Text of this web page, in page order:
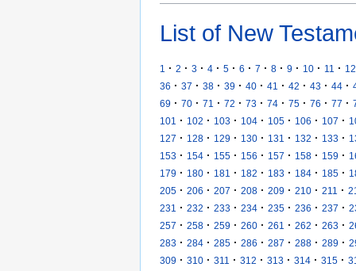
List of New
1 · 2 · 3 · 4 · 5 · 6 · 7 · 8 · 9 · 10 · 11 · 12
36 · 37 · 38 · 39 · 40 · 41 · 42 · 43 · 44 ·
69 · 70 · 71 · 72 · 73 · 74 · 75 · 76 · 77 ·
101
· 102 · 103 · 104 · 105 · 106 · 107 ·
127 · 128 · 129 · 130 · 131 · 132 · 133 ·
153 · 154 · 155 · 156 · 157 · 158 · 159 ·
179 · 180 · 181 · 182 · 183 · 184 · 185 ·
205 · 206 · 207 · 208 · 209 · 210 · 211 ·
231
· 232 · 233 · 234 · 235 · 236 · 237 ·
257 · 258 · 259 · 260 · 261 · 262 · 263 ·
283 · 284 · 285 · 286 · 287 · 288 · 289 ·
309 · 310 · 311 · 312 · 313 · 314 · 315 ·